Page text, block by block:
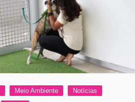
Meio Ambiente
Notícias